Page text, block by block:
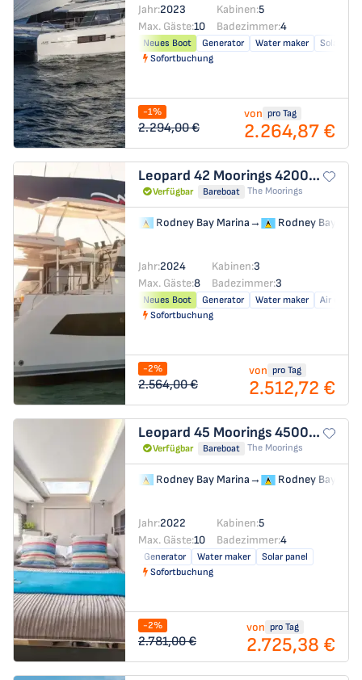
Jahr:2023 Kabinen:5
Max. Gäste:10 Badezimmer:4
Neues Boot Generator Water maker
Solar
Sofortbuchung
-1%
2.294,00 €
von pro Tag
2.264,87 €
Leopard 42 Moorings 4200/3/3
Verfügbar Bareboat The Moorings
Rodney Bay Marina→ Rodney Bay
Jahr:2024 Kabinen:3
Max. Gäste:8 Badezimmer:3
Neues Boot Generator Water maker
Air
Sofortbuchung
-2%
2.564,00 €
von pro Tag
2.512,72 €
Leopard 45 Moorings 4500L/10
Verfügbar Bareboat The Moorings
Rodney Bay Marina→ Rodney Bay
Jahr:2022 Kabinen:5
Max. Gäste:10 Badezimmer:4
Generator Water maker
Solar panel
Sofortbuchung
-2%
2.781,00 €
von pro Tag
2.725,38 €